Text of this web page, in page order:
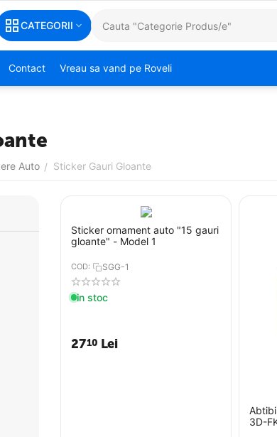
CATEGORII
Contact Vreau sa vand pe Roveli
Auto / Sticker Gauri Gloante
Sticker ornament auto "15 gauri
gloante" - Model 1
COD: SGG-1
in stoc
2710 Lei
3D-